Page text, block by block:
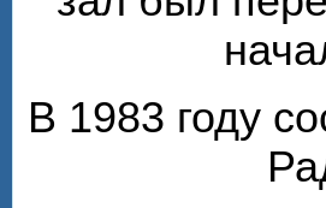
В 1983 году